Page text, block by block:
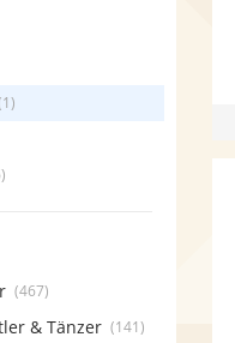
(467)
& Tänzer (141)